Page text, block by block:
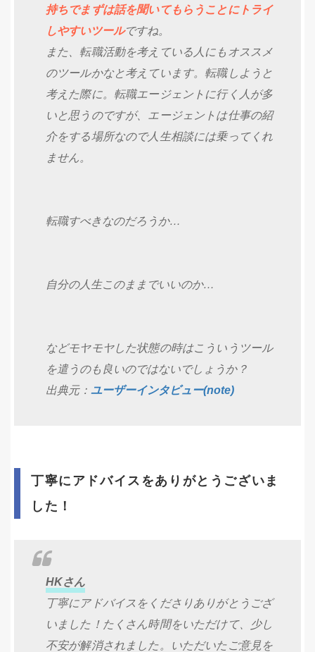
持ちでまずは話を聞いてもらうことにトライ
しやすいツールですね。
また、転職活動を考えている人にもオススメ
のツールかなと考えています。転職しようと
考えた際に。転職エージェントに行く人が多
いと思うのですが、エージェントは仕事の紹
介をする場所なので人生相談には乗ってくれ
ません。
転職すべきなのだろうか…
自分の人生このままでいいのか…
などモヤモヤした状態の時はこういうツール
を遣うのも良いのではないでしょうか？
出典元： ユーザーインタビュー(note)
丁寧にアドバイスをありがとうございま
した！
HKさん
丁寧にアドバイスをくださりありがとうござ
いました！たくさん時間をいただけて、少し
不安が解消されました。いただいたご意見を